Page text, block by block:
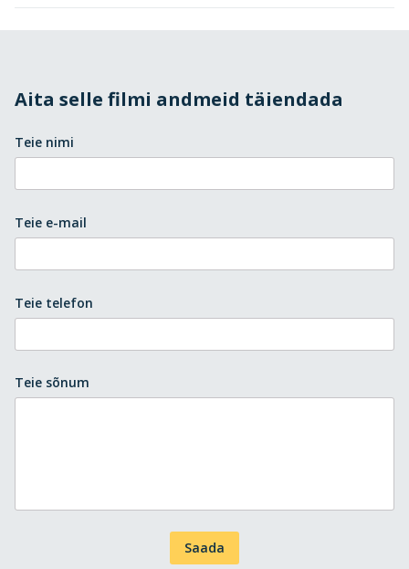
Aita selle filmi andmeid täiendada
Teie nimi
Teie e-mail
Teie telefon
Teie sõnum
Saada